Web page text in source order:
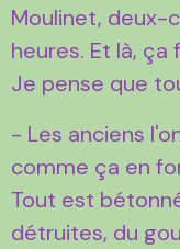
Moulinet, deux-
heures. Et là,
Je pense que
- Les anciens
comme ça en
Tout est
détruites, du